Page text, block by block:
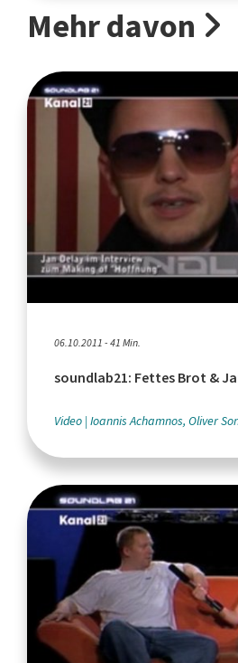
Mehr davon
06.10.2011 - 41 Min.
soundlab21: Fettes Brot &
Video Ioannis Achamnos, Oliver